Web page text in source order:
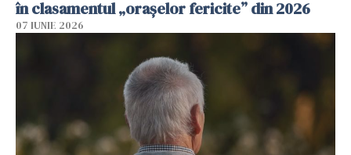
în clasamentul „orașelor fericite” din 2026
07 IUNIE 2026